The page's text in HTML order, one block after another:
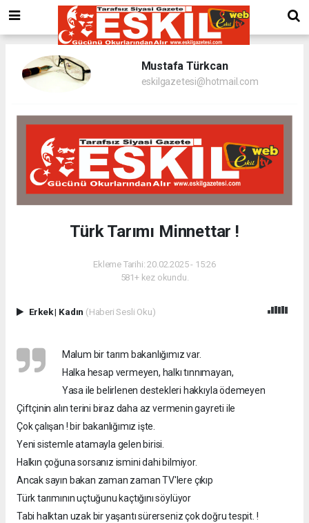
Mustafa Türkcan
eskilgazetesi@hotmail.com
Türk Tarımı Minnettar !
Ekleme Tarihi: 20.02.2025 - 15:26
581+ kez okundu.
Erkek| Kadın (Haberi Sesli Oku)
Malum bir tarım bakanlığımız var.
Halka hesap vermeyen, halkı tınnımayan,
Yasa ile belirlenen destekleri hakkıyla ödemeyen
Çiftçinin alın terini biraz daha az vermenin gayreti ile
Çok çalışan ! bir bakanlığımız işte.
Yeni sistemle atamayla gelen birisi.
Halkın çoğuna sorsanız ismini dahi bilmiyor.
Ancak sayın bakan zaman zaman TV'lere çıkıp
Türk tarımının uçtuğunu kaçtığını söylüyor
Tabi halktan uzak bir yaşantı sürerseniz çok doğru tespit. !